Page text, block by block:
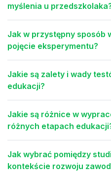
myślenia u
Jak w przystępny sposób
pojęcie eksperymentu?
Jakie są zalety i wady
edukacji?
Jakie są różnice w
różnych etapach
Jak wybrać pomiędzy
kontekście rozwoju